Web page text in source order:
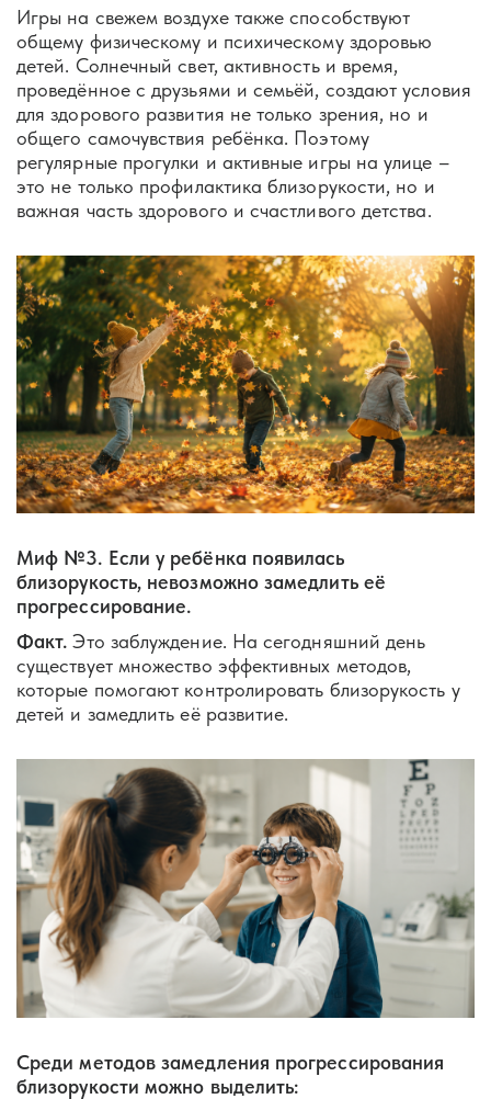
Игры на свежем воздухе также способствуют
общему физическому и психическому здоровью
детей. Солнечный свет, активность и время,
проведённое с друзьями и семьёй, создают условия
для здорового развития не только зрения, но и
общего самочувствия ребёнка. Поэтому
регулярные прогулки и активные игры на улице –
это не только профилактика близорукости, но и
важная часть здорового и счастливого детства.
Миф №3. Если у ребёнка появилась
близорукость, невозможно замедлить её
прогрессирование.
Факт. Это заблуждение. На сегодняшний день
существует множество эффективных методов,
которые помогают контролировать близорукость у
детей и замедлить её развитие.
Среди методов замедления прогрессирования
близорукости можно выделить: